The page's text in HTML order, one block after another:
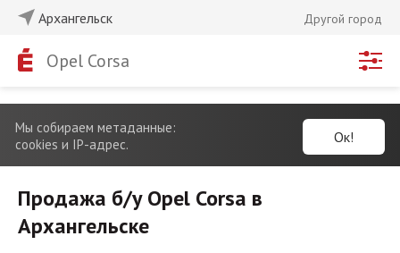
Архангельск Другой город
Opel Corsa
Мы собираем метаданные:
cookies и IP-адрес.
Ок!
Продажа б/у Opel Corsa в
Архангельске